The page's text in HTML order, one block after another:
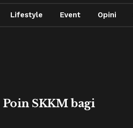
Lifestyle Event Opini
SKKM bagi